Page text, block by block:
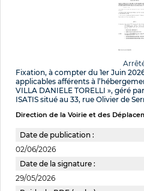
Fixation, à compter du 1er Juin
applicables afférents à
VILLA DANIELE TORELLI », géré
ISATIS situé au 33, rue Olivier de
Direction de la Voirie et des
Date de publication :
02/06/2026
Date de la signature :
29/05/2026